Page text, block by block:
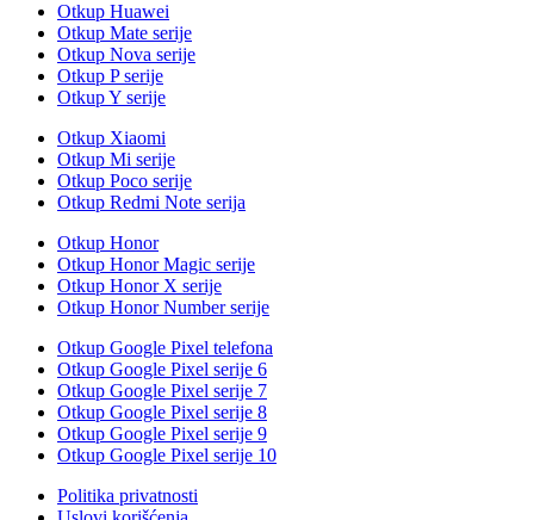
Otkup Huawei
Otkup Mate serije
Otkup Nova serije
Otkup P serije
Otkup Y serije
Otkup Xiaomi
Otkup Mi serije
Otkup Poco serije
Otkup Redmi Note serija
Otkup Honor
Otkup Honor Magic serije
Otkup Honor X serije
Otkup Honor Number serije
Otkup Google Pixel telefona
Otkup Google Pixel serije 6
Otkup Google Pixel serije 7
Otkup Google Pixel serije 8
Otkup Google Pixel serije 9
Otkup Google Pixel serije 10
Politika privatnosti